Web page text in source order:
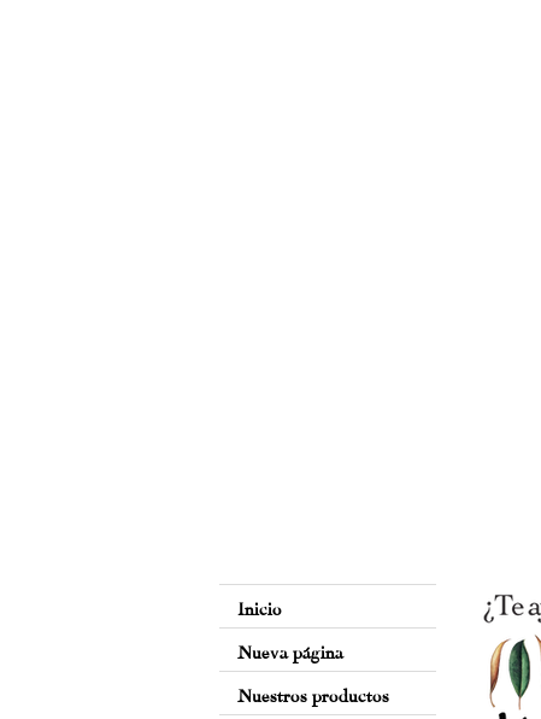
Inicio
Nueva página
Nuestros productos